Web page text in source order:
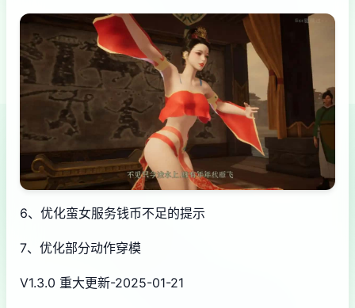
6、优化蛮女服务钱币不足的提示
7、优化部分动作穿模
V1.3.0 重大更新-2025-01-21